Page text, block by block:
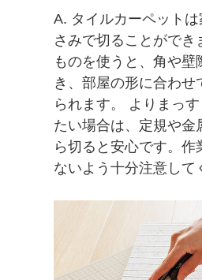
A. タイルカーペット
さみで切ることができ
ものを使うと、角や
き、部屋の形に合わせ
られます。 よりまっ
たい場合は、定規や金
ら切ると安心です。
ないよう十分注意して